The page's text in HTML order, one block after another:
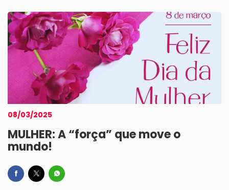
08/03/2025
MULHER: A “força” que move o
mundo!